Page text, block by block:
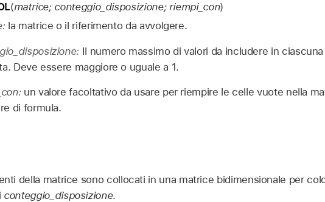
(matrice; conteggio_disposizione; riempi_con)
la matrice o il riferimento da avvolgere.
Il numero massimo di valori da includere in
Deve essere maggiore o uguale a 1.
un valore facoltativo da usare per riempire le celle vuote nella
di formula.
della matrice sono collocati in una matrice bidimensionale per
conteggio_disposizione.